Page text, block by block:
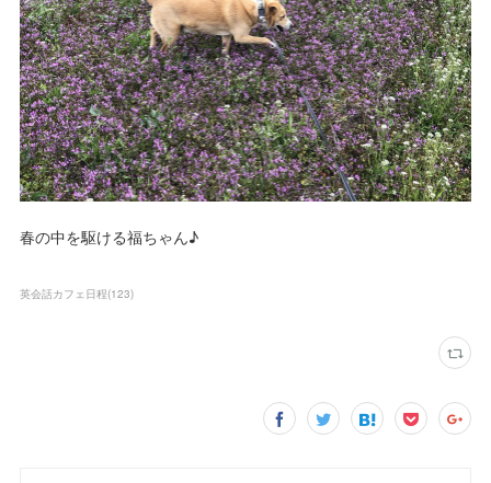
春の中を駆ける福ちゃん♪
英会話カフェ日程(123)